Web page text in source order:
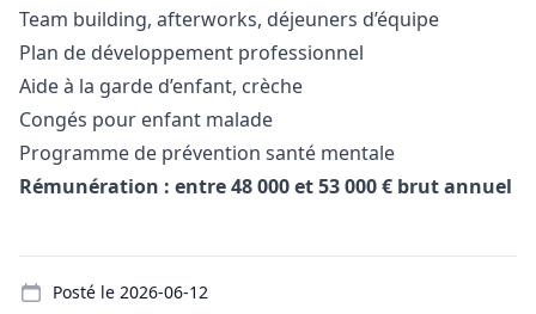
Team building, afterworks, déjeuners d’équipe
Plan de développement professionnel
Aide à la garde d’enfant, crèche
Congés pour enfant malade
Programme de prévention santé mentale
Rémunération : entre 48 000 et 53 000 € brut annuel
Posté le 2026-06-12